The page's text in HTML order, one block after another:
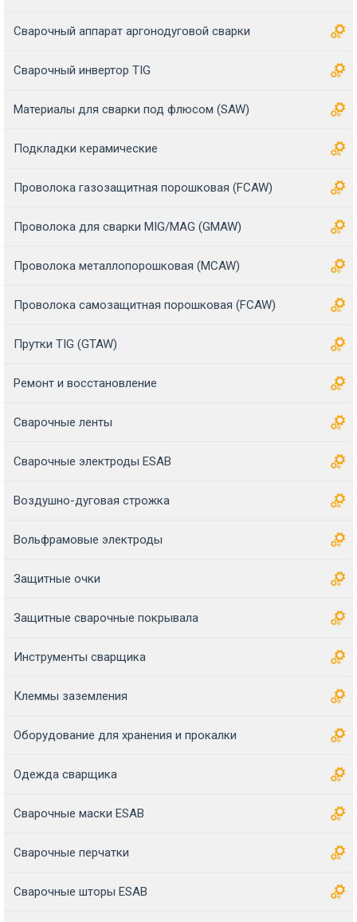
Сварочный аппарат аргонодуговой сварки
Сварочный инвертор TIG
Материалы для сварки под флюсом (SAW)
Подкладки керамические
Проволока газозащитная порошковая (FCAW)
Проволока для сварки MIG/MAG (GMAW)
Проволока металлопорошковая (MCAW)
Проволока самозащитная порошковая (FCAW)
Прутки TIG (GTAW)
Ремонт и восстановление
Сварочные ленты
Сварочные электроды ESAB
Воздушно-дуговая строжка
Вольфрамовые электроды
Защитные очки
Защитные сварочные покрывала
Инструменты сварщика
Клеммы заземления
Оборудование для хранения и прокалки
Одежда сварщика
Сварочные маски ESAB
Сварочные перчатки
Сварочные шторы ESAB